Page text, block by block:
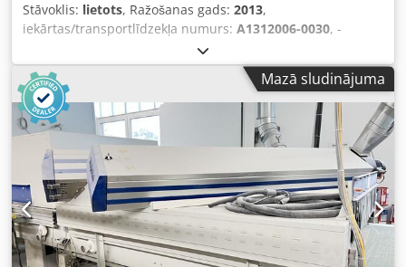
Stāvoklis: lietots, Ražošanas gads: 2013,
iekārtas/transportlīdzekļa numurs: A1312006-0030, -
Ražotājs: Venjakob - Tips: VEN DRY OIR 38/40 - Izlaiduma
gads: 2013 - Darba platums: 1.300 mm Djdpfexfkbajx
Acdsck - Darba augstums: 940 +/- 20 mm - Izgarošanas
kanāla garums: 3.800 mm - Padeves gaisa plūsma: 100
m³/h - Nosūces gaisa plūsma: apm. 500 - 1.000 m³/h -
Recirkulācijas gaisa plūsma: apm. 3.000 m³/h - Maks.
žāvēšanas temperatūra: apm. 30°C - Gaisa ātrums: 0,5 - 2
m/s - IR starotāji: 12 gab. - IR starotāju jauda: 12 x 1,5 kW -
Konveijera lentes transports, garums 4.000 mm - El.
pieslēgums: 20 kW / 63A - Atrašanās vieta: noliktavā -
Spriegums, Hz: 400/50 - Sprieguma svārstības max. +/- 5 %
- Vadības skapis ar skārienekrānu
Mazā sludinājuma